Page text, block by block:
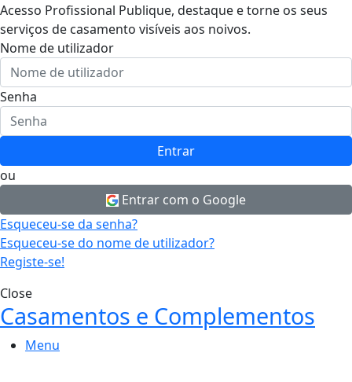
Acesso Profissional Publique, destaque e torne os seus
serviços de casamento visíveis aos noivos.
Nome de utilizador
Senha
Entrar
ou
Entrar com o Google
Esqueceu-se da senha?
Esqueceu-se do nome de utilizador?
Registe-se!
Close
Casamentos e Complementos
Menu